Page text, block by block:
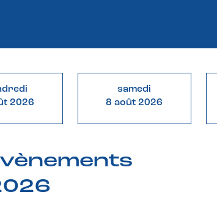
2026
samedi
8 août 2026